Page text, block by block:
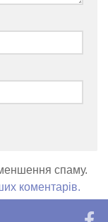
спаму.
коментарів.